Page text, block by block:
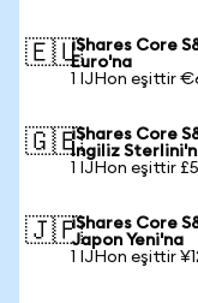
🇪🇺iShares Core
Euro'na
1 IJHon eşittir
🇬🇧iShares Core
İngiliz
1 IJHon eşittir
🇯🇵iShares Core
Japon Yeni'na
1 IJHon eşittir